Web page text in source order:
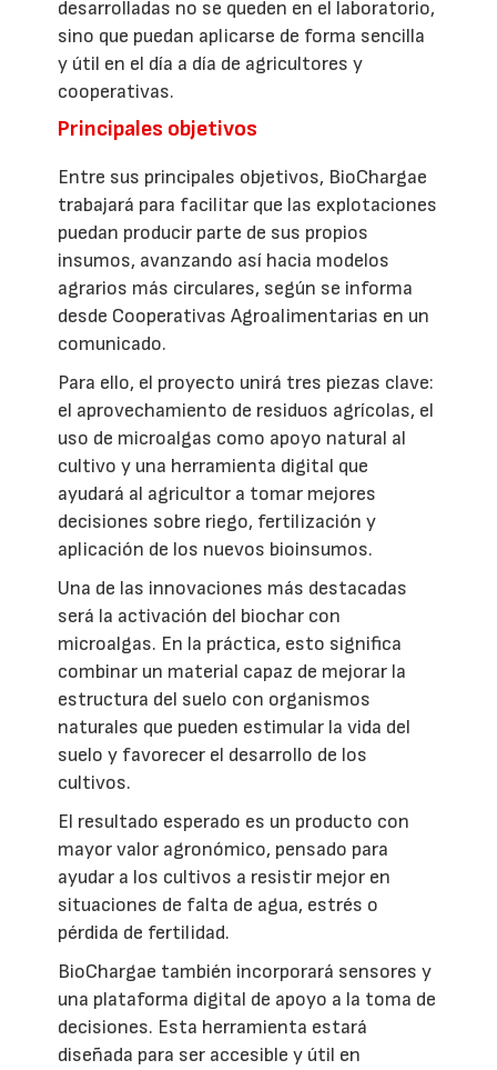
desarrolladas no se queden en el laboratorio,
sino que puedan aplicarse de forma sencilla
y útil en el día a día de agricultores y
cooperativas.
Principales objetivos
Entre sus principales objetivos, BioChargae
trabajará para facilitar que las explotaciones
puedan producir parte de sus propios
insumos, avanzando así hacia modelos
agrarios más circulares, según se informa
desde Cooperativas Agroalimentarias en un
comunicado.
Para ello, el proyecto unirá tres piezas clave:
el aprovechamiento de residuos agrícolas, el
uso de microalgas como apoyo natural al
cultivo y una herramienta digital que
ayudará al agricultor a tomar mejores
decisiones sobre riego, fertilización y
aplicación de los nuevos bioinsumos.
Una de las innovaciones más destacadas
será la activación del biochar con
microalgas. En la práctica, esto significa
combinar un material capaz de mejorar la
estructura del suelo con organismos
naturales que pueden estimular la vida del
suelo y favorecer el desarrollo de los
cultivos.
El resultado esperado es un producto con
mayor valor agronómico, pensado para
ayudar a los cultivos a resistir mejor en
situaciones de falta de agua, estrés o
pérdida de fertilidad.
BioChargae también incorporará sensores y
una plataforma digital de apoyo a la toma de
decisiones. Esta herramienta estará
diseñada para ser accesible y útil en